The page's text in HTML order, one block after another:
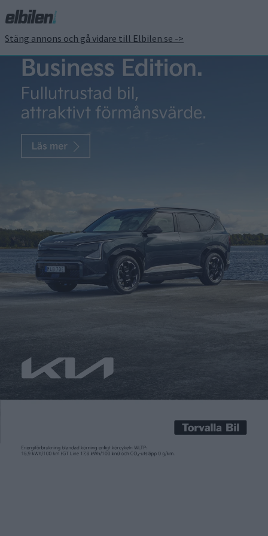
Stäng annons och gå vidare till Elbilen.se ->
Opel visar tilltuffad
showbil baserad på
Frontera
Carl Undéhn
som Volvo EX30 Cross Country. Och under bilsalongen i
Shanghai tidigare i år var elbilar för tuffare tag en tydlig trend.
Det har dykt upp både koncept på offroad-versioner av mindre
elbilar – som nu senast Renault 4 Savane – och serieversioner